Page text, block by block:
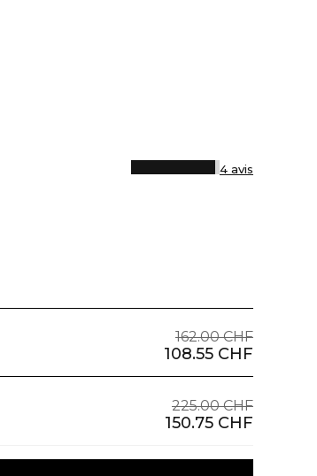
4 avis
162.00 CHF
108.55 CHF
225.00 CHF
150.75 CHF